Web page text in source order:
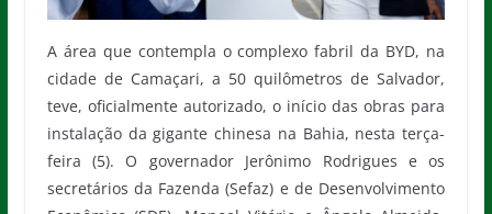
A área que contempla o complexo fabril da BYD, na
cidade de Camaçari, a 50 quilômetros de Salvador,
teve, oficialmente autorizado, o início das obras para
instalação da gigante chinesa na Bahia, nesta terça-
feira (5). O governador Jerônimo Rodrigues e os
secretários da Fazenda (Sefaz) e de Desenvolvimento